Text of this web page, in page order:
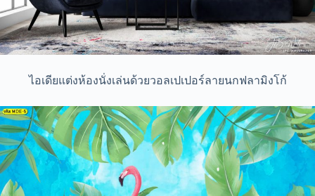
ไอเดียแต่งห้องนั่งเล่นด้วยวอลเปเปอร์ลายนกฟลามิงโก้